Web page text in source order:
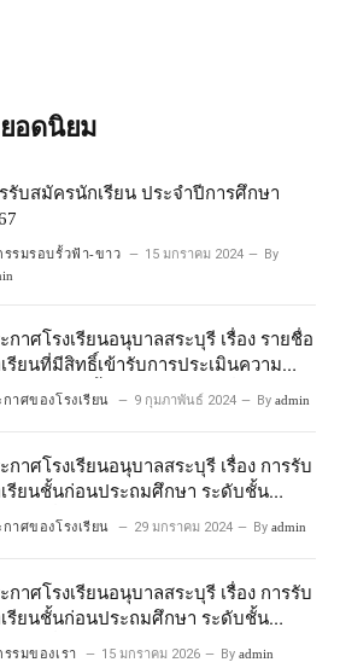
อดนิยม
รับสมัครนักเรียน ประจำปีการศึกษา
รรมรอบรั้วฟ้า-ขาว 15 มกราคม 2024 By
กาศโรงเรียนอนุบาลสระบุรี เรื่อง รายชื่อ
รียนที่มีสิทธิ์เข้ารับการประเมินความ
อมเข้าเรียนชั้นประถมศึกษาปีที่ 1
กาศของโรงเรียน 9 กุมภาพันธ์ 2024 By admin
าศโรงเรียนอนุบาลสระบุรี เรื่อง การรับ
รียนชั้นก่อนประถมศึกษา ระดับชั้น
กาศของโรงเรียน 29 มกราคม 2024 By admin
กาศโรงเรียนอนุบาลสระบุรี เรื่อง การรับ
รียนชั้นก่อนประถมศึกษา ระดับชั้น
าลปีที่ ๒ ประจำปีการศึกษา ๒๕๖๙
รรมของเรา 15 มกราคม 2026 By admin